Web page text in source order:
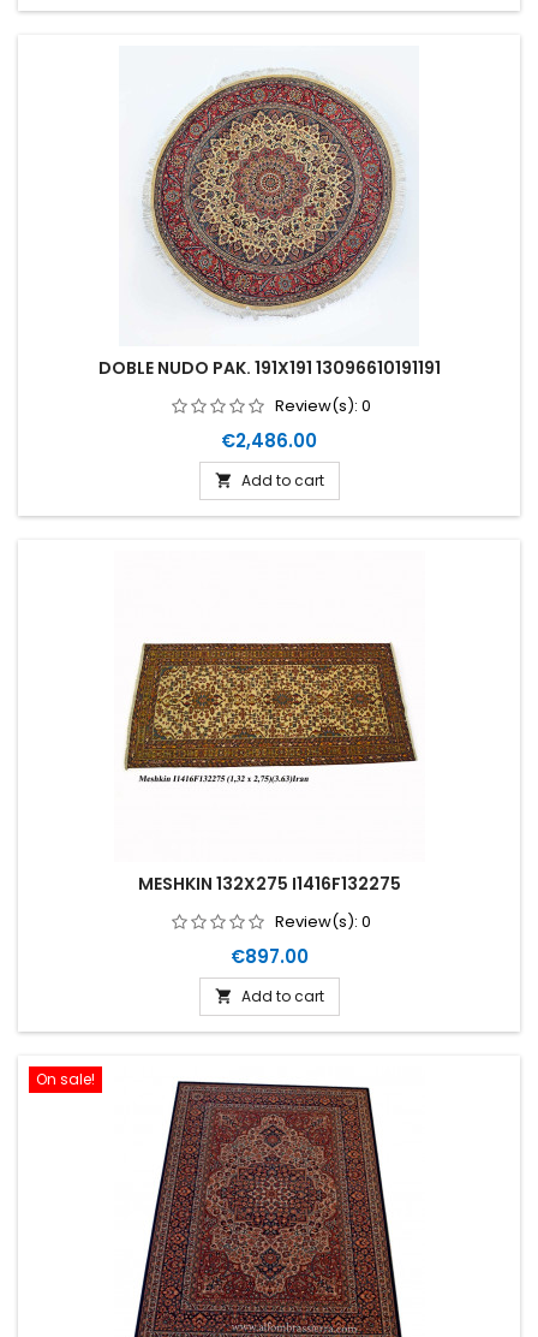
DOBLE NUDO PAK. 191X191 13096610191191
Review(s): 0
Price
€2,486.00
 Add to cart
MESHKIN 132X275 I1416F132275
Review(s): 0
Price
€897.00
 Add to cart
On sale!